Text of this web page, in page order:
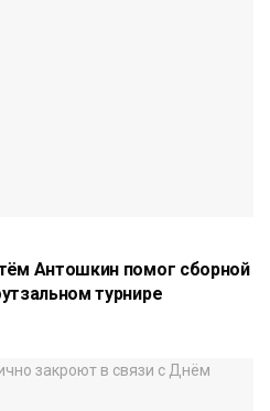
Антошкин помог сборной
турнире